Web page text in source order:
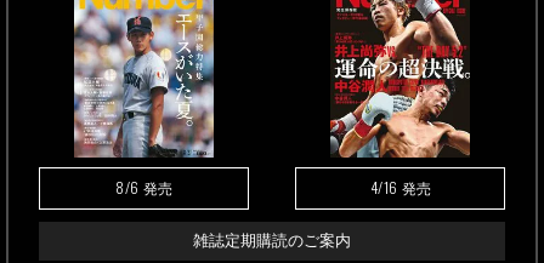
8/6 発売 4/16 発売
雑誌定期購読のご案内